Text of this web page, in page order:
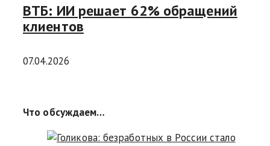
ВТБ: ИИ решает 62% обращений
клиентов
07.04.2026
Что обсуждаем…